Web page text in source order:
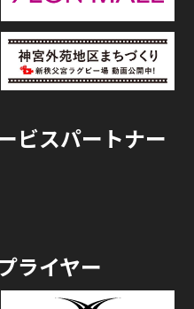
ビスパートナー
ライヤー